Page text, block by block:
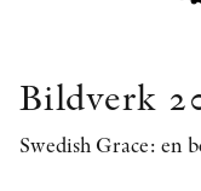
Bildverk
Swedish Grace: en